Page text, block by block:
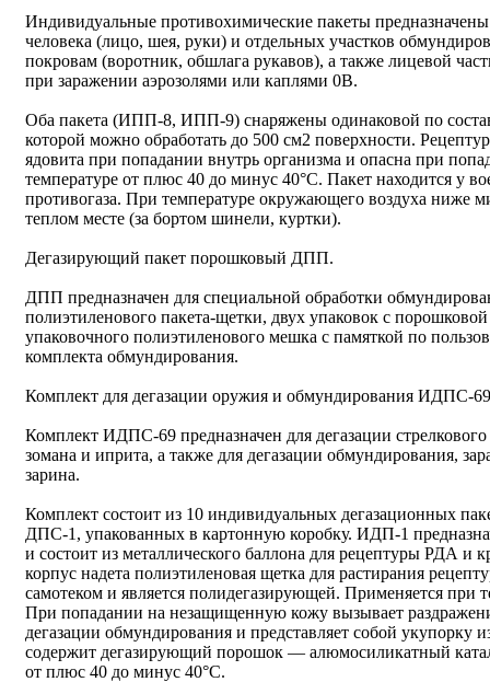
Индивидуальные противохимические пакеты
человека (лицо, шея, руки) и отдельных участков
покровам (воротник, обшлага рукавов), а также лицевой
при заражении аэрозолями или каплями 0В.
Оба пакета (ИПП-8, ИПП-9) снаряжены одинаковой по
которой можно обработать до 500 см2 поверхности.
ядовита при попадании внутрь организма и опасна при
температуре от плюс 40 до минус 40°С. Пакет находится у
противогаза. При температуре окружающего воздуха ниже
теплом месте (за бортом шинели, куртки).
Дегазирующий пакет порошковый ДПП.
ДПП предназначен для специальной обработки
полиэтиленового пакета-щетки, двух упаковок с
упаковочного полиэтиленового мешка с памяткой по
комплекта обмундирования.
Комплект для дегазации оружия и обмундирования ИДПС-
Комплект ИДПС-69 предназначен для дегазации
зомана и иприта, а также для дегазации обмундирования,
зарина.
Комплект состоит из 10 индивидуальных дегазационных
ДПС-1, упакованных в картонную коробку. ИДП-1
и состоит из металлического баллона для рецептуры РДА и
корпус надета полиэтиленовая щетка для растирания
самотеком и является полидегазирующей. Применяется при
При попадании на незащищенную кожу вызывает
дегазации обмундирования и представляет собой укупорку
содержит дегазирующий порошок — алюмосиликатный
от плюс 40 до минус 40°С.